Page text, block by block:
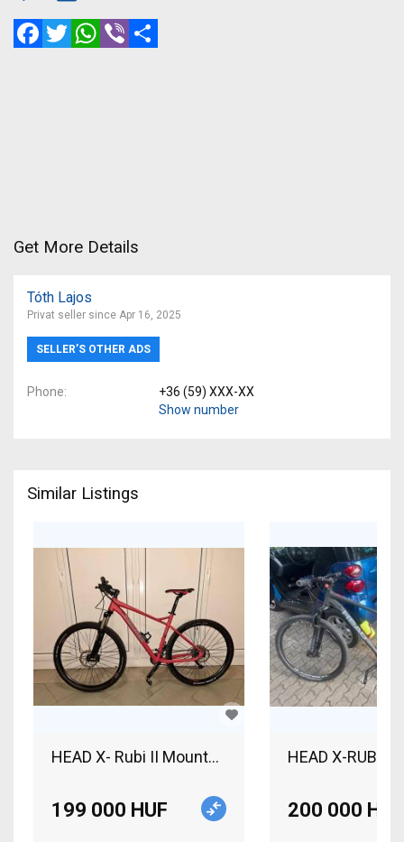
FacebookTwitterWhatsApp
Viber
Get More Details
Tóth Lajos
Privat seller since Apr 16, 2025
SELLER’S OTHER ADS
Phone
+36 (59) XXX-XX
Show number
Similar Listings
HEAD X- Rubi II Mountain Bike rigid Shimano
199 000 HUF
HEAD X-RUBI
200 000 HUF